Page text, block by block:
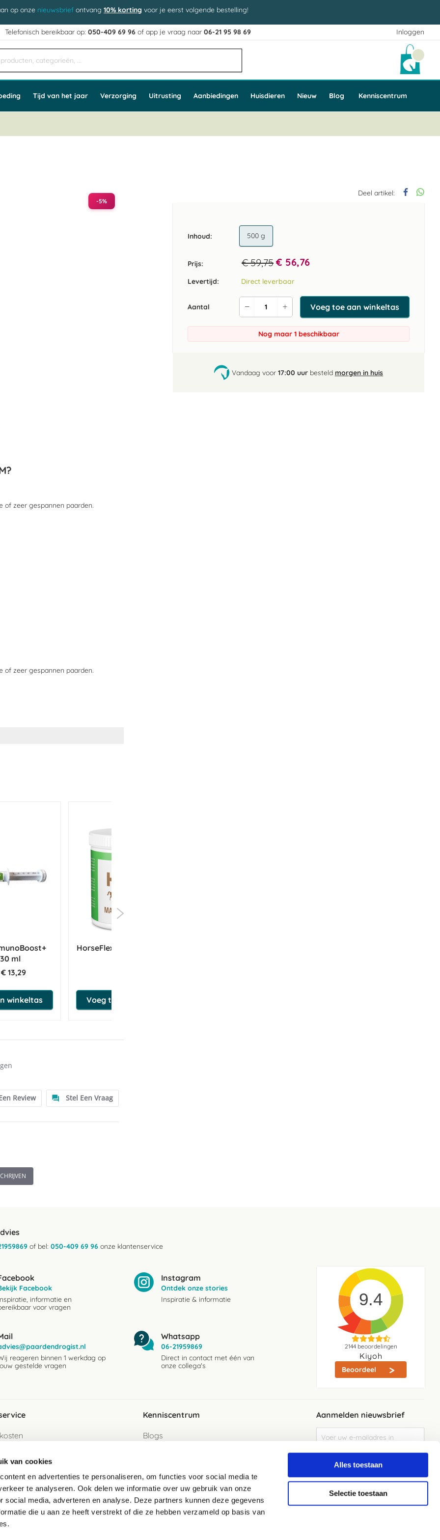
van cookies
en advertenties te personaliseren, om functies voor social media te
te analyseren. Ook delen we informatie over uw gebruik van onze
social media, adverteren en analyse. Deze partners kunnen deze gegevens
die u aan ze heeft verstrekt of die ze hebben verzameld op basis van
Alles toestaan
Selectie toestaan
op onze nieuwsbrief ontvang 10% korting voor je eerst volgende bestelling!
Inloggen
Telefonisch bereikbaar op:050-409 69 96 of app je vraag naar06-21 95 98 69
Tijd van het jaar Verzorging Uitrusting Aanbiedingen Huisdieren Nieuw Blog Kenniscentrum
Deel artikel:
Inhoud 500 g
Prijs: € 59,75 € 56,76
Levertijd: Direct leverbaar
Aantal
Verhoog
de
aantal
Verlaag
de
aantal
Voeg toe aan winkeltas
Nog maar 1 beschikbaar
Vandaag voor 17:00 uur besteld morgen in huis
-5%
of zeer gespannen paarden.
of zeer gespannen paarden.
ml
€ 13,29
winkeltas
HorseFlex Magnesiumcitraat
Voeg toe aan winkeltas
Review
Stel Een Vraag
of bel: 050-409 69 96 onze klantenservice
Facebook
informatie en
voor vragen
Instagram
Ontdek onze stories
Inspiratie & informatie
reageren binnen 1 werkdag op
gestelde vragen
Whatsapp
06-21959869
Direct in contact met één van
onze collega's
9.4
2144beoordelingen
Kiyoh
Beoordeel
als gast
vragen
Kenniscentrum
Blogs
Aanmelden nieuwsbrief
u
op
Elke week de beste acties en het laaste